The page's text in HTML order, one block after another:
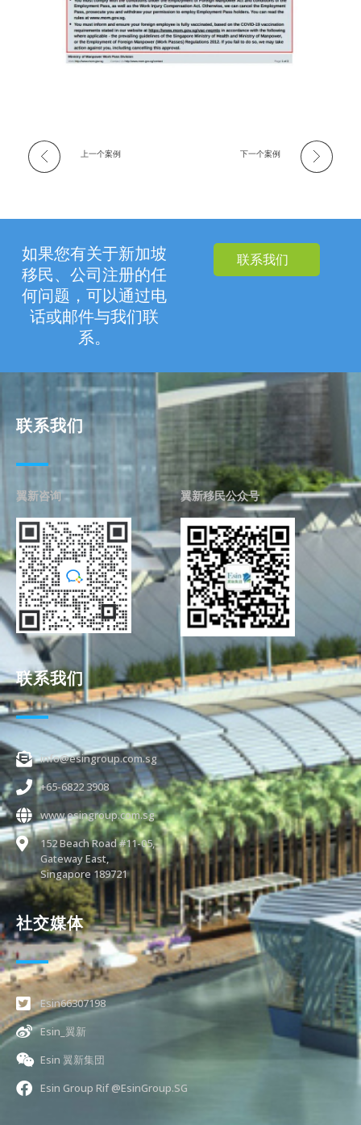
上一个案例 下一个案例
如果您有关于新加坡
移民、公司注册的任
何问题，可以通过电
话或邮件与我们联
系。
联系我们
联系我们
翼新咨询 翼新移民公众号
联系我们
info@esingroup.com.sg
+65-6822 3908
www.esingroup.com.sg
152 Beach Road #11-05,
Gateway East,
Singapore 189721
社交媒体
Esin66307198
Esin_翼新
Esin 翼新集団
Esin Group Rif @EsinGroup.SG